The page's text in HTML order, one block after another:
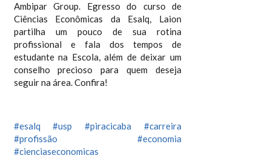
Ambipar Group. Egresso do curso de
Ciências Econômicas da Esalq, Laion
partilha um pouco de sua rotina
profissional e fala dos tempos de
estudante na Escola, além de deixar um
conselho precioso para quem deseja
seguir na área. Confira!
#esalq #usp #piracicaba
#carreira
#profissão
#economia
#cienciaseconomicas